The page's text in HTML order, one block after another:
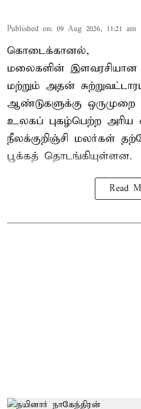
Published on: 09 Aug 2026, 11:21 am
கொடைக்கானல்,
மலைகளின்
மற்றும் அதன்
ஆண்டுகளுக்கு ஒருமுறை
உலகப் புகழ்பெற்ற
நீலக்குறிஞ்சி மலர்கள்
பூக்கத் தொடங்கியுள்ளன.
Read